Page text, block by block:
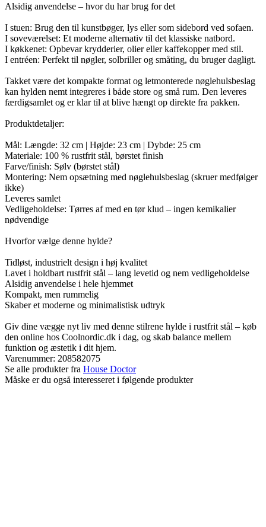
Alsidig anvendelse – hvor du har brug for det
I stuen: Brug den til kunstbøger, lys eller som sidebord ved sofaen.
I soveværelset: Et moderne alternativ til det klassiske natbord.
I køkkenet: Opbevar krydderier, olier eller kaffekopper med stil.
I entréen: Perfekt til nøgler, solbriller og småting, du bruger dagligt.
Takket være det kompakte format og letmonterede nøglehulsbeslag
kan hylden nemt integreres i både store og små rum. Den leveres
færdigsamlet og er klar til at blive hængt op direkte fra pakken.
Produktdetaljer:
Mål: Længde: 32 cm | Højde: 23 cm | Dybde: 25 cm
Materiale: 100 % rustfrit stål, børstet finish
Farve/finish: Sølv (børstet stål)
Montering: Nem opsætning med nøglehulsbeslag (skruer medfølger
ikke)
Leveres samlet
Vedligeholdelse: Tørres af med en tør klud – ingen kemikalier
nødvendige
Hvorfor vælge denne hylde?
Tidløst, industrielt design i høj kvalitet
Lavet i holdbart rustfrit stål – lang levetid og nem vedligeholdelse
Alsidig anvendelse i hele hjemmet
Kompakt, men rummelig
Skaber et moderne og minimalistisk udtryk
Giv dine vægge nyt liv med denne stilrene hylde i rustfrit stål – køb
den online hos Coolnordic.dk i dag, og skab balance mellem
funktion og æstetik i dit hjem.
Varenummer: 208582075
Se alle produkter fra House Doctor
Måske er du også interesseret i følgende produkter